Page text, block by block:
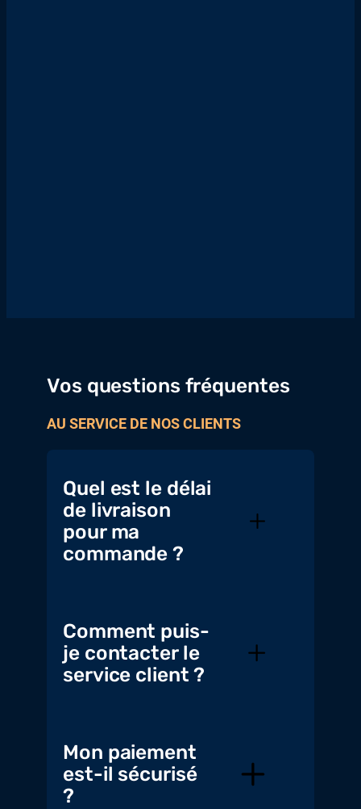
Vos questions fréquentes
AU SERVICE DE NOS CLIENTS
Quel est le délai
de livraison
pour ma
commande ?
Comment puis-
je contacter le
service client ?
Mon paiement
est-il sécurisé
?